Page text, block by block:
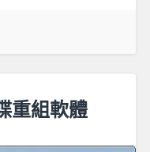
重組軟體